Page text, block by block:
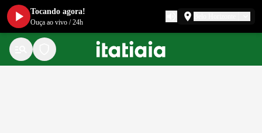
Tocando agora!
Ouça ao vivo /24h